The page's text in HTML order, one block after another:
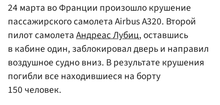
24 марта во Франции произошло крушение
пассажирского самолета Airbus A320. Второй
пилот самолетаАндреас Лубиц, оставшись
в кабине один, заблокировал дверь и направил
воздушное судно вниз. В результате крушения
погибли все находившиеся на борту
150 человек.